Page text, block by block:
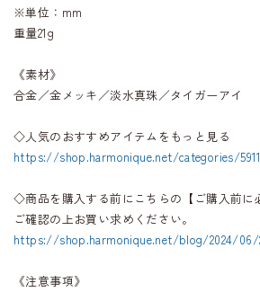
※単位：mm
重量21g
《素材》
合金／金メッキ／淡水真珠／タイガーアイ
◇人気のおすすめアイテムをもっと見る
https://shop.harmonique.net/categories/
◇商品を購入する前にこちらの【ご購入前に
ご確認の上お買い求めください。
https://shop.harmonique.net/blog/2024/06/
《注意事項》